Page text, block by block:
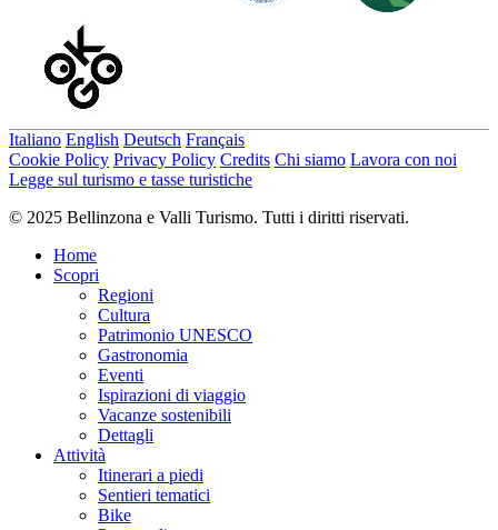
Italiano English Deutsch Français
Cookie Policy Privacy Policy Credits Chi siamo Lavora con noi
Legge sul turismo e tasse turistiche
© 2025 Bellinzona e Valli Turismo. Tutti i diritti riservati.
Home
Scopri
Regioni
Cultura
Patrimonio UNESCO
Gastronomia
Eventi
Ispirazioni di viaggio
Vacanze sostenibili
Dettagli
Attività
Itinerari a piedi
Sentieri tematici
Bike